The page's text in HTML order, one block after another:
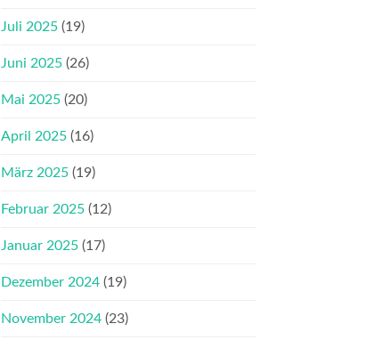
Juli 2025 (19)
Juni 2025 (26)
Mai 2025 (20)
April 2025 (16)
März 2025 (19)
Februar 2025 (12)
Januar 2025 (17)
Dezember 2024 (19)
November 2024 (23)